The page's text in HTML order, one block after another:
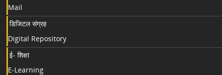
Mail
डिजिटल संग्रह
Digital Repository
ई- शिक्षा
E-Learning